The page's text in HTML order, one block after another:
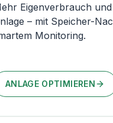
Eigenverbrauch
– mit Speicher-
Monitoring.
ANLAGE OPTIMIEREN